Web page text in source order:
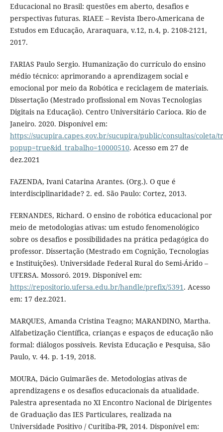
Educacional no Brasil: questões em aberto, desafios e
perspectivas futuras. RIAEE – Revista Ibero-Americana de
Estudos em Educação, Araraquara, v.12, n.4, p. 2108-2121,
2017.
FARIAS Paulo Sergio. Humanização do currículo do ensino
médio técnico: aprimorando a aprendizagem social e
emocional por meio da Robótica e reciclagem de materiais.
Dissertação (Mestrado profissional em Novas Tecnologias
Digitais na Educação). Centro Universitário Carioca. Rio de
Janeiro. 2020. Disponível em:
https://sucupira.capes.gov.br/sucupira/public/consultas/coleta/
popup=true&id_trabalho=10000510. Acesso em 27 de
dez.2021
FAZENDA, Ivani Catarina Arantes. (Org.). O que é
interdisciplinaridade? 2. ed. São Paulo: Cortez, 2013.
FERNANDES, Richard. O ensino de robótica educacional por
meio de metodologias ativas: um estudo fenomenológico
sobre os desafios e possibilidades na prática pedagógica do
professor. Dissertação (Mestrado em Cognição, Tecnologias
e Instituições). Universidade Federal Rural do Semi-Árido –
UFERSA. Mossoró. 2019. Disponível em:
https://repositorio.ufersa.edu.br/handle/prefix/5391. Acesso
em: 17 dez.2021.
MARQUES, Amanda Cristina Teagno; MARANDINO, Martha.
Alfabetização Científica, crianças e espaços de educação não
formal: diálogos possíveis. Revista Educação e Pesquisa, São
Paulo, v. 44. p. 1-19, 2018.
MOURA, Dácio Guimarães de. Metodologias ativas de
aprendizagens e os desafios educacionais da atualidade.
Palestra apresentada no XI Encontro Nacional de Dirigentes
de Graduação das IES Particulares, realizada na
Universidade Positivo / Curitiba-PR, 2014. Disponível em: